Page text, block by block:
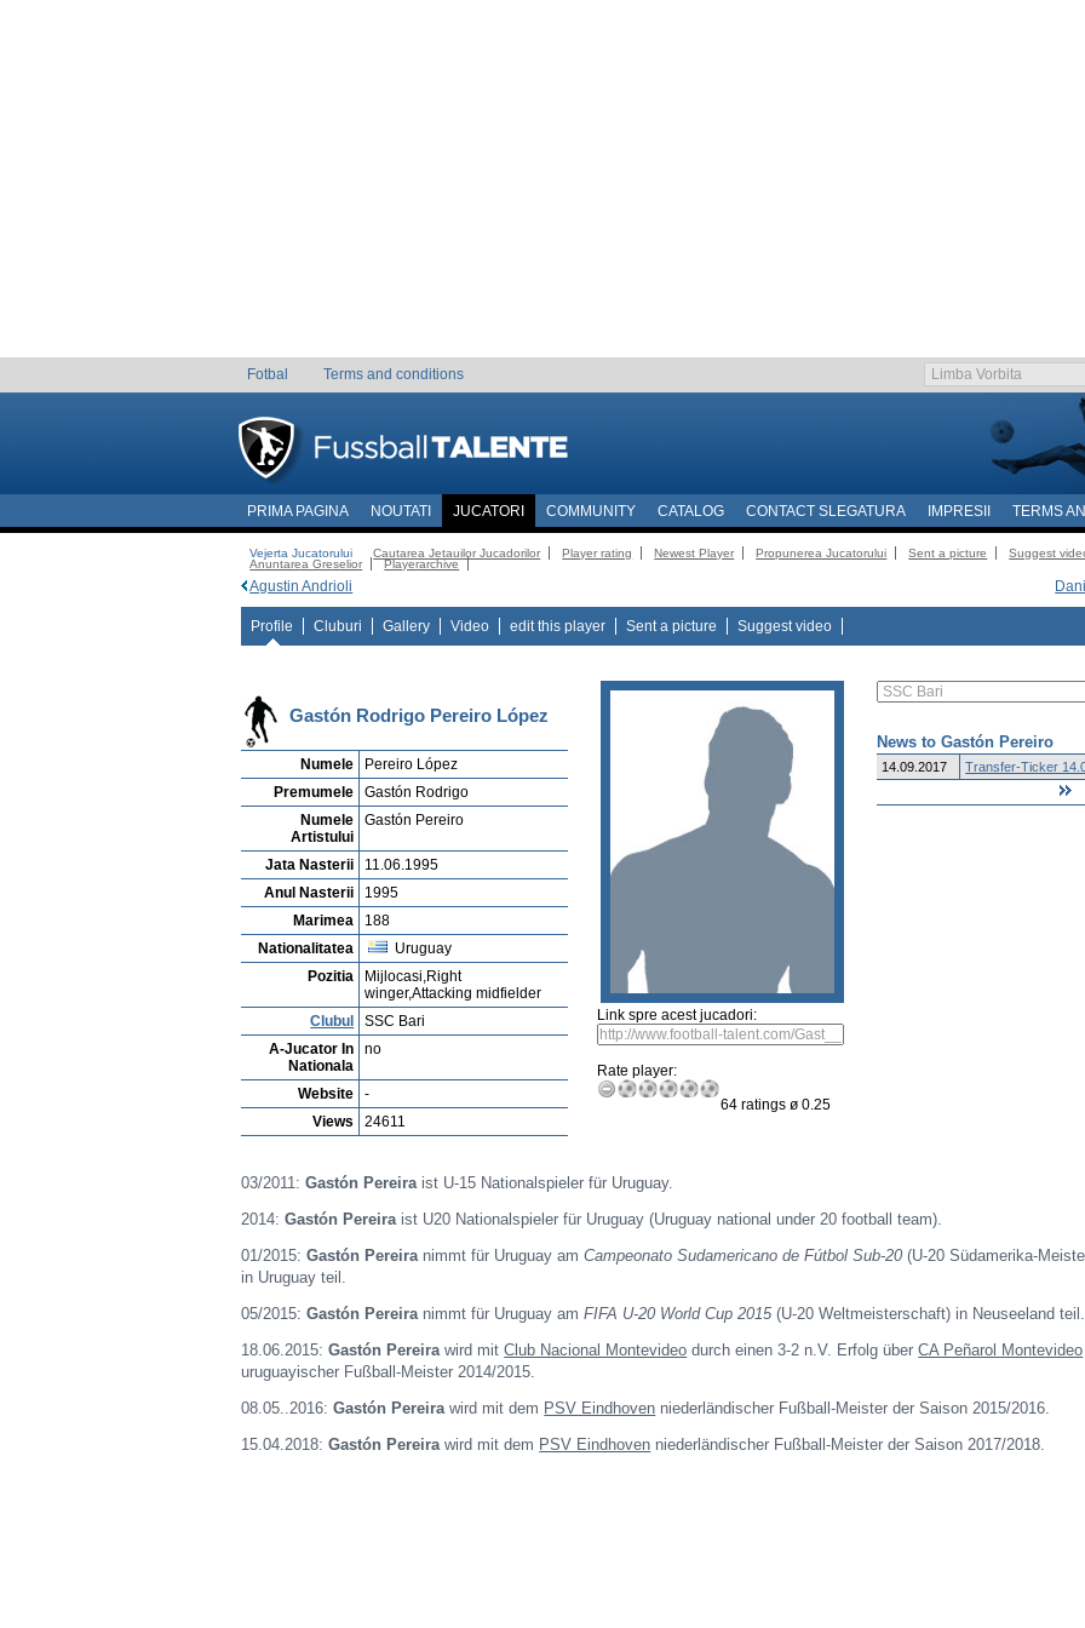
Fotbal Terms and conditions
PRIMA PAGINA NOUTATI JUCATORI COMMUNITY CATALOG CONTACT SLEGATURA IMPRESII TERMS
Vejerta Jucatorului Cautarea Jetauilor Jucadorilor Player rating Newest Player Propunerea Jucatorului Sent a picture
Suggest
Anuntarea Greselior
Playerarchive
Agustin Andrioli
Profile Cluburi Gallery Video edit this player Sent a picture Suggest video
Gastón Rodrigo Pereiro López
Numele
Pereiro López
Premumele
Gastón Rodrigo
Numele
Artistului
Gastón Pereiro
Jata Nasterii
11.06.1995
Anul Nasterii
1995
Marimea
188
Nationalitatea
Uruguay
Pozitia
Mijlocasi,Right
winger,Attacking midfielder
Clubul
SSC Bari
A-Jucator In
Nationala
no
Website
-
Views
24611
Link spre acest jucadori:
Rate player:
64 ratings ø 0.25
News to Gastón Pereiro
14.09.2017
Transfer-Ticker
03/2011:Gastón Pereira ist U-15 Nationalspieler für Uruguay.
2014:Gastón Pereira ist U20 Nationalspieler für Uruguay (Uruguay national under 20 football team).
01/2015:Gastón Pereira nimmt für Uruguay amCampeonato Sudamericano de Fútbol Sub-20 (U-20 Südamerika-
in Uruguay teil.
05/2015:Gastón Pereira nimmt für Uruguay amFIFA U-20 World Cup 2015(U-20 Weltmeisterschaft) in Neuseeland teil.
18.06.2015:Gastón Pereira wird mitClub Nacional Montevideo durch einen 3-2 n.V. Erfolg überCA Peñarol Montevideo
uruguayischer Fußball-Meister 2014/2015.
08.05..2016:Gastón Pereirawird mit dem PSV Eindhoven niederländischer Fußball-Meister der Saison 2015/2016.
15.04.2018:Gastón Pereirawird mit dem PSV Eindhoven niederländischer Fußball-Meister der Saison 2017/2018.